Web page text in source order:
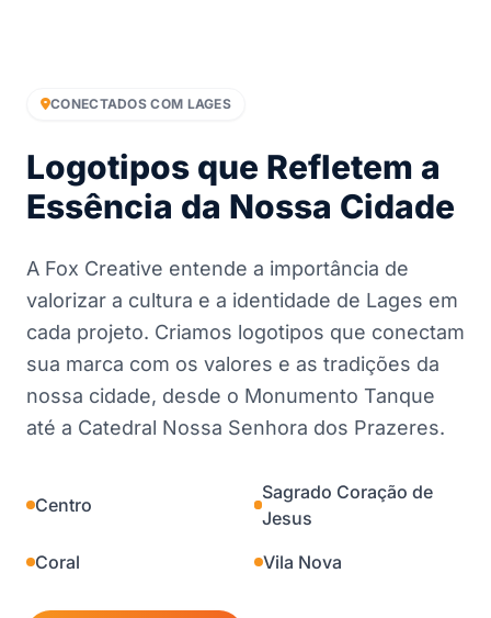
CONECTADOS COM LAGES
Logotipos que Refletem a
Essência da Nossa Cidade
A Fox Creative entende a importância de
valorizar a cultura e a identidade de Lages em
cada projeto. Criamos logotipos que conectam
sua marca com os valores e as tradições da
nossa cidade, desde o Monumento Tanque
até a Catedral Nossa Senhora dos Prazeres.
Centro
Sagrado Coração de
Jesus
Coral
Vila Nova